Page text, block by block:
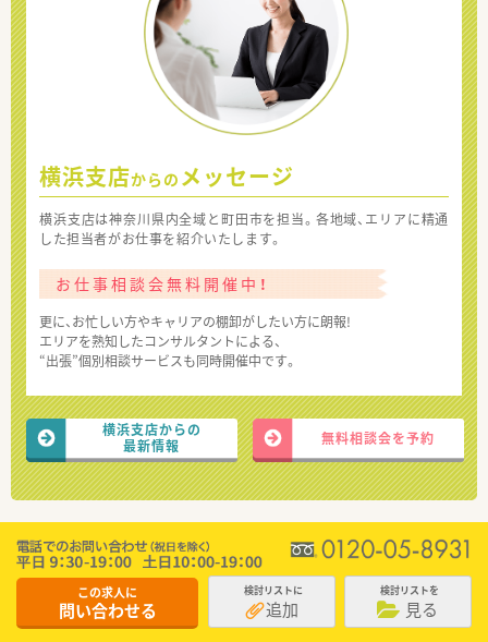
横浜支店からの メッセージ
横浜支店は神奈川県内全域と町田市を担当。各地域、エリアに精通
した担当者がお仕事を紹介いたします。
お仕事相談会無料開催中！
更に、お忙しい方やキャリアの棚卸がしたい方に朗報!
エリアを熟知したコンサルタントによる、
“出張”個別相談サービスも同時開催中です。
横浜支店からの
最新情報
無料相談会を予約
この求人に
問い合わせる
検討リストに
追加
検討リストを
見る